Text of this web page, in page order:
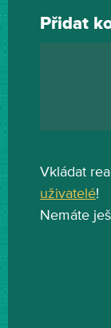
Přidat
Vkládat
uživatelé!
Nemáte